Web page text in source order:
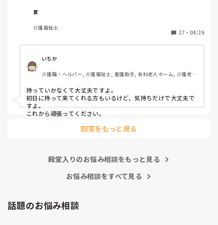
せてくださいませ
夏
介護福祉士
27 ・ 04/26
いちか
介護職・ヘルパー, 介護福祉士, 看護助手, 有料老人ホーム, 介護老人
持っていかなくて大丈夫ですよ。
初日に持って来てくれる方もいるけど、気持ちだけで大丈夫で
すよ。
これから頑張ってください。
回答をもっと見る
殿堂入りのお悩み相談をもっと見る
お悩み相談をすべて見る
話題のお悩み相談